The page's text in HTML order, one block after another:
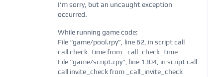
I’m sorry, but an uncaught exception
occurred.
While running game code:
File “game/pool.rpy”, line 62, in script call
call check_time from _call_check_time
File “game/script.rpy”, line 1304, in script call
call invite_check from _call_invite_check